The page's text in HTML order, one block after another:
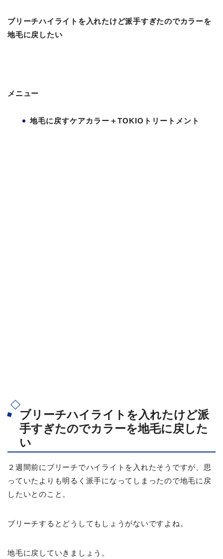
ブリーチハイライトを入れたけど派手すぎたのでカラーを
地毛に戻したい
メニュー
地毛に戻すケアカラー＋TOKIOトリートメント
ブリーチハイライトを入れたけど派
手すぎたのでカラーを地毛に戻した
い
２週間前にブリーチでハイライトを入れたそうですが、思
っていたよりも明るく派手になってしまったので地毛に戻
したいとのこと。
ブリーチするとどうしてもしょうがないですよね。
地毛に戻していきましょう。